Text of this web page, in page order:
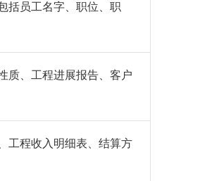
括员工名字、职位、职
质、工程进展报告、客户
工程收入明细表、结算方